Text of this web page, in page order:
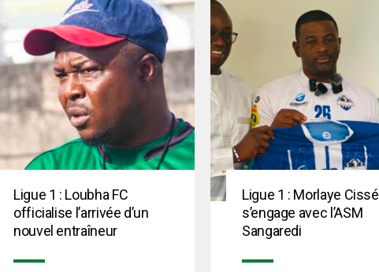
Ligue 1 : Loubha FC
officialise l’arrivée d’un
nouvel entraîneur
Ligue 1 : Morlaye Cissé
s’engage avec l’ASM
Sangaredi